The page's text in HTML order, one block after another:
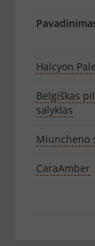
Halcyon
Belgiškas
salyklas
Miuncheno
CaraAmber